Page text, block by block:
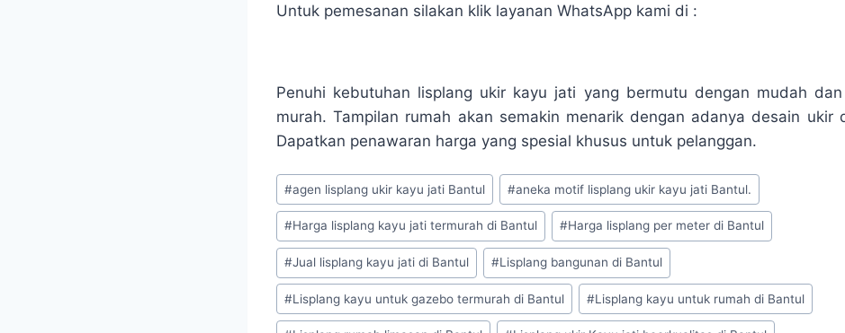
Untuk pemesanan silakan klik layanan WhatsApp kami di :
Penuhi kebutuhan lisplang ukir kayu jati yang bermutu dengan mudah
murah. Tampilan rumah akan semakin menarik dengan adanya desain ukir
Dapatkan penawaran harga yang spesial khusus untuk pelanggan.
#agen lisplang ukir kayu jati Bantul #aneka motif lisplang ukir kayu jati Bantul.
#Harga lisplang kayu jati termurah di Bantul #Harga lisplang per meter di Bantul
#Jual lisplang kayu jati di Bantul #Lisplang bangunan di Bantul
#Lisplang kayu untuk gazebo termurah di Bantul #Lisplang kayu untuk rumah di Bantul